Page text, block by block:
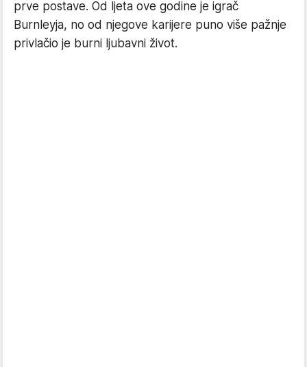
prve postave. Od ljeta ove godine je igrač
Burnleyja, no od njegove karijere puno više pažnje
privlačio je burni ljubavni život.